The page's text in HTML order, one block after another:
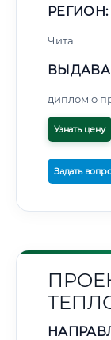
РЕГИОН:
Чита
диплом о
Узнать цену
Задать